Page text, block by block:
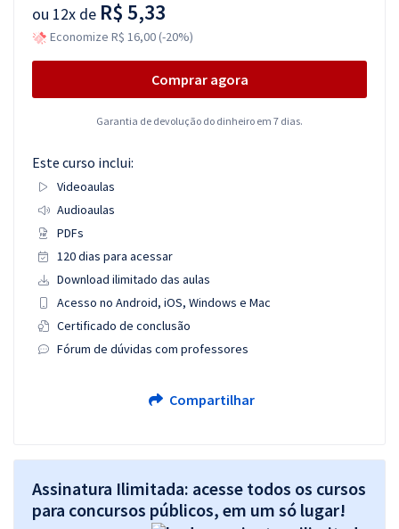
ou 12x de R$ 5,33
Economize R$ 16,00 (-20%)
Comprar agora
Garantia de devolução do dinheiro em 7 dias.
Este curso inclui:
Videoaulas
Audioaulas
PDFs
120 dias para acessar
Download ilimitado das aulas
Acesso no Android, iOS, Windows e Mac
Certificado de conclusão
Fórum de dúvidas com professores
Compartilhar
Assinatura Ilimitada: acesse todos os cursos
para concursos públicos, em um só lugar!